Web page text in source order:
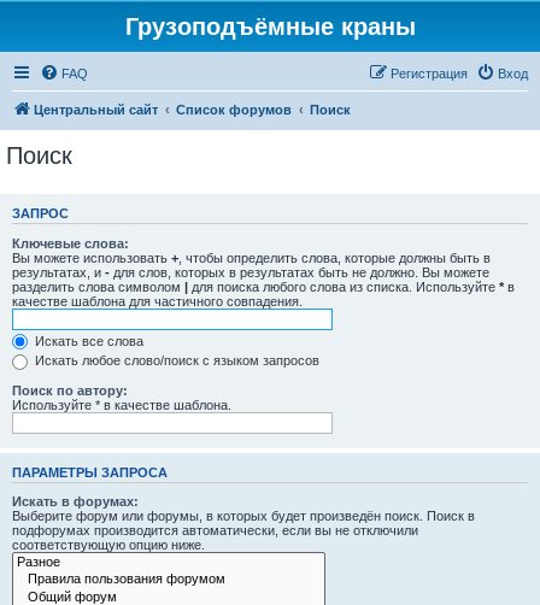
Грузоподъёмные краны
FAQ Вход
Регистрация
Центральный сайт Список форумов Поиск
Поиск
ЗАПРОС
Ключевые слова:
Вы можете использовать + , чтобы определить слова, которые должны быть в
результатах, и - для слов, которых в результатах быть не должно. Вы можете
разделить слова символом | для поиска любого слова из списка. Используйте * в
качестве шаблона для частичного совпадения.
Искать все слова
Искать любое слово/поиск с языком запросов
Поиск по автору:
Используйте * в качестве шаблона.
ПАРАМЕТРЫ ЗАПРОСА
Искать в форумах:
Выберите форум или форумы, в которых будет произведён поиск. Поиск в
подфорумах производится автоматически, если вы не отключили
соответствующую опцию ниже.